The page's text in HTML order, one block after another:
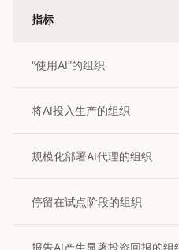
指标
“使用AI”的组织
将AI投入生产的组织
规模化部署AI代理的组织
停留在试点阶段的组织
报告AI产生显著投资回报的组